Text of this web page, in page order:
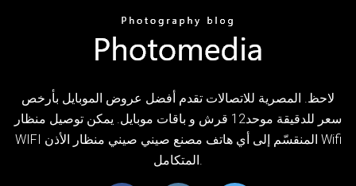
لاحظ. المصرية للاتصالات تقدم أفضل عروض الموبايل بأرخص
سعر للدقيقة موحد12 قرش و باقات موبايل. يمكن توصيل منظار
WIFI المنقسّم إلى أي هاتف مصنع صيني صيني منظار الأذن Wifi